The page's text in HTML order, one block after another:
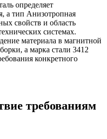
определяет
а тип Анизотропная
свойств и область
системах.
материала в магнитной
а марка стали 3412
конкретного
требованиям